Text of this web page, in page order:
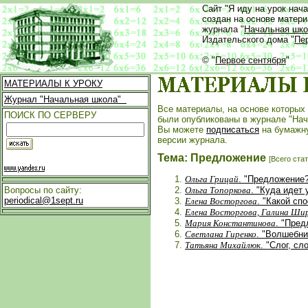
Сайт "Я иду на урок
создан на основе
журнала "Начальная
Издательского дома "
© "Первое сентября"
МАТЕРИАЛЫ К УРОКУ
Журнал "Начальная школа"
ПОИСК ПО СЕРВЕРУ
Вопросы по сайту:
periodical@1sept.ru
Все материалы, на основе которых
были опубликованы в журнале
Вы можете подписаться на
версии журнала.
Тема: Предложение [Всего
Ольга Грицай .
Ольга Топоркова . "Куда идет
Елена Восторгова . "Какой
Елена Восторгова, Галина
Мария Константинова .
Светлана Гиренко .
Татьяна Михайлюк . "Слог,